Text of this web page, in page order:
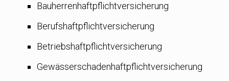
Bauherrenhaftpflicht­versicherung
Berufshaftpflichtversicherung
Betriebshaftpflichtversicherung
Gewässerschadenhaftpflichtversicherung